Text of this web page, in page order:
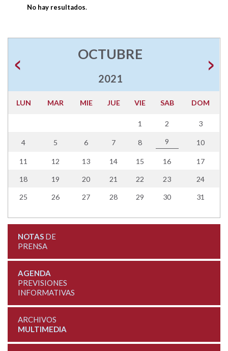
No hay resultados.
OCTUBRE
2021
LUN MAR MIE JUE VIE SAB DOM
1 2 3
4 5 6 7 8 9 10
11 12 13 14 15 16 17
18 19 20 21 22 23 24
25 26 27 28 29 30 31
NOTASDE
PRENSA
AGENDA
PREVISIONES
INFORMATIVAS
ARCHIVOS
MULTIMEDIA